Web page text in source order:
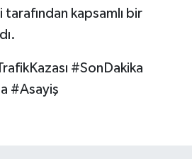
kapsamlı bir
#SonDakika
#Asayiş